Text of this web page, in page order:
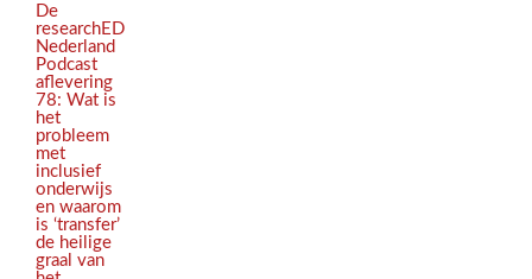
De
researchED
Nederland
Podcast
aflevering
78: Wat is
het
probleem
met
inclusief
onderwijs
en waarom
is ‘transfer’
de heilige
graal van